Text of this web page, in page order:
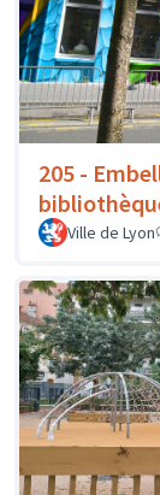
205 -
Ville de Lyon